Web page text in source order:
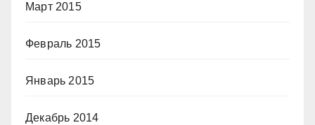
Март 2015
Февраль 2015
Январь 2015
Декабрь 2014